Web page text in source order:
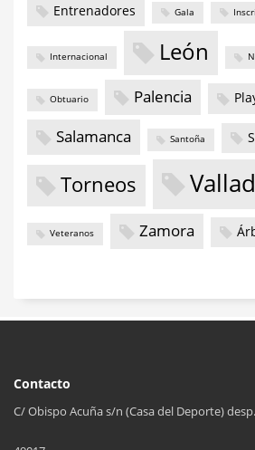
Entrenadores Gala
Internacional León
Obtuario Palencia
Salamanca Santoña
Torneos
Veteranos Zamora
Contacto
C/ Obispo Acuña s/n (Casa del Deporte)